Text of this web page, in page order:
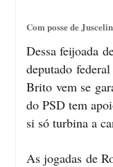
Com posse de
Dessa feijoada
deputado
Brito vem se
do PSD tem
si só turbina a
As jogadas de